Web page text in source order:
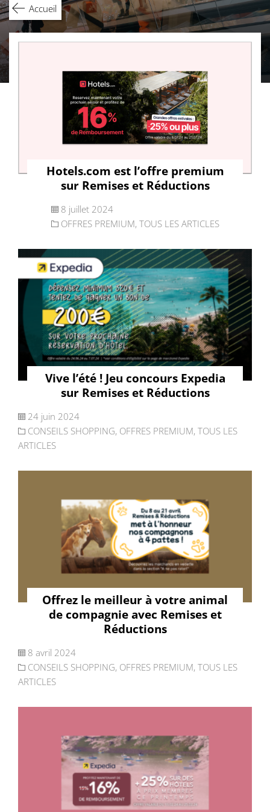
Accueil
Hotels.com est l’offre premium
sur Remises et Réductions
8 juillet 2024
OFFRES PREMIUM, TOUS LES ARTICLES
Vive l’été ! Jeu concours Expedia
sur Remises et Réductions
24 juin 2024
CONSEILS SHOPPING, OFFRES PREMIUM, TOUS LES
ARTICLES
Offrez le meilleur à votre animal
de compagnie avec Remises et
Réductions
8 avril 2024
CONSEILS SHOPPING, OFFRES PREMIUM, TOUS LES
ARTICLES